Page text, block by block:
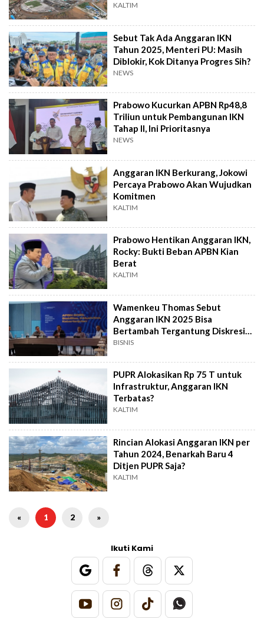
KALTIM
Sebut Tak Ada Anggaran IKN
Tahun 2025, Menteri PU: Masih
Diblokir, Kok Ditanya Progres Sih?
NEWS
Prabowo Kucurkan APBN Rp48,8
Triliun untuk Pembangunan IKN
Tahap II, Ini Prioritasnya
NEWS
Anggaran IKN Berkurang, Jokowi
Percaya Prabowo Akan Wujudkan
Komitmen
KALTIM
Prabowo Hentikan Anggaran IKN,
Rocky: Bukti Beban APBN Kian
Berat
KALTIM
Wamenkeu Thomas Sebut
Anggaran IKN 2025 Bisa
Bertambah Tergantung Diskresi
Prabowo
BISNIS
PUPR Alokasikan Rp 75 T untuk
Infrastruktur, Anggaran IKN
Terbatas?
KALTIM
Rincian Alokasi Anggaran IKN per
Tahun 2024, Benarkah Baru 4
Ditjen PUPR Saja?
KALTIM
« 1 2 »
Ikuti Kami